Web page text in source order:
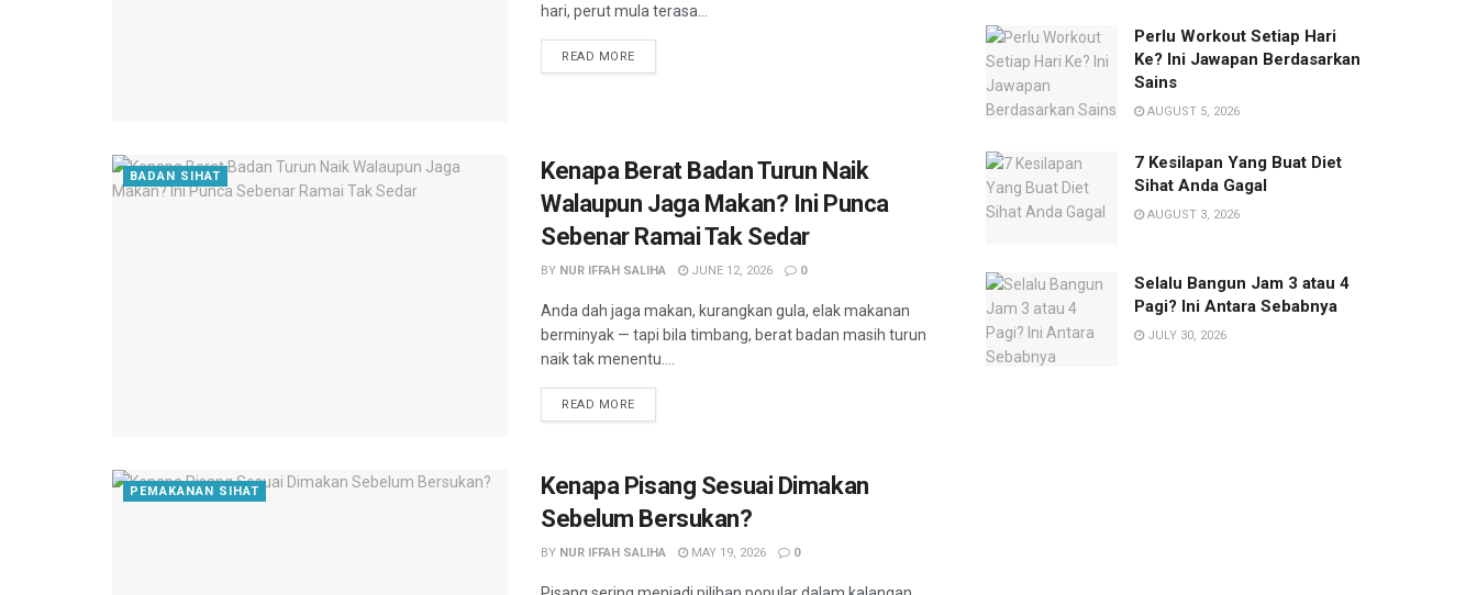
hari, perut mula terasa...
READ MORE
BADAN SIHAT
Kenapa Berat Badan Turun Naik
Walaupun Jaga Makan? Ini Punca
Sebenar Ramai Tak Sedar
BY NUR IFFAH SALIHA JUNE 12, 2026 0
Anda dah jaga makan, kurangkan gula, elak makanan
berminyak — tapi bila timbang, berat badan masih turun
naik tak menentu....
READ MORE
PEMAKANAN SIHAT
Kenapa Pisang Sesuai Dimakan
Sebelum Bersukan?
BY NUR IFFAH SALIHA MAY 19, 2026 0
Perlu Workout Setiap Hari
Ke? Ini Jawapan Berdasarkan
Sains
AUGUST 5, 2026
7 Kesilapan Yang Buat Diet
Sihat Anda Gagal
AUGUST 3, 2026
Selalu Bangun Jam 3 atau 4
Pagi? Ini Antara Sebabnya
JULY 30, 2026